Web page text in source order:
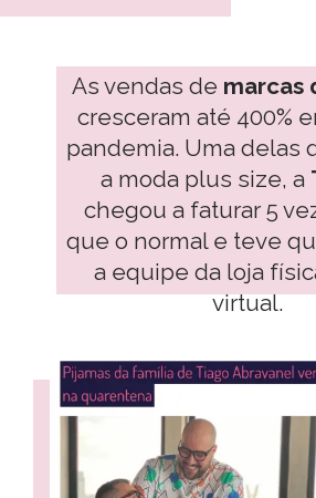
As vendas de marcas
cresceram até 400%
pandemia. Uma delas
a moda plus size, a
chegou a faturar 5
que o normal e teve
a equipe da loja
virtual.